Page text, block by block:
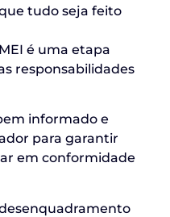
tudo seja feito
é uma etapa
responsabilidades
informado e
para garantir
em conformidade